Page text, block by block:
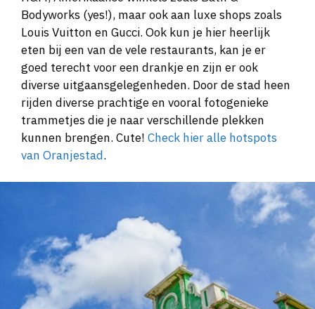
Bodyworks (yes!), maar ook aan luxe shops zoals
Louis Vuitton en Gucci. Ook kun je hier heerlijk
eten bij een van de vele restaurants, kan je er
goed terecht voor een drankje en zijn er ook
diverse uitgaansgelegenheden. Door de stad heen
rijden diverse prachtige en vooral fotogenieke
trammetjes die je naar verschillende plekken
kunnen brengen. Cute! Check hier alle hotspots
van Oranjestad.